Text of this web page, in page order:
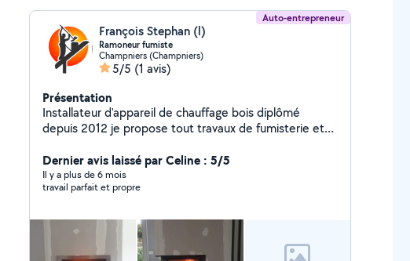
Auto-entrepreneur
François Stephan (l)
Ramoneur fumiste
Champniers (Champniers)
5/5 (1 avis)
Présentation
Installateur d'appareil de chauffage bois diplômé
depuis 2012 je propose tout travaux de fumisterie et
Cheminées sur mesure -Tubage de cheminées -
Ramonage -Entretien de poêle à granulés -Entretien de
chaudière fioul Jai un CAP de metallier serrurier
d'autres Corp de métier je suis très bricoleur.
Dernier avis laissé par Celine : 5/5
Il y a plus de 6 mois
travail parfait et propre